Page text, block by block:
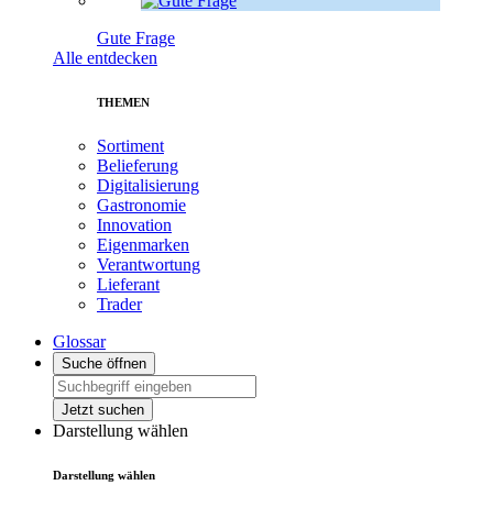
Gute Frage
Alle entdecken
THEMEN
Sortiment
Belieferung
Digitalisierung
Gastronomie
Innovation
Eigenmarken
Verantwortung
Lieferant
Trader
Glossar
Suche öffnen
Jetzt suchen
Darstellung wählen
Darstellung wählen